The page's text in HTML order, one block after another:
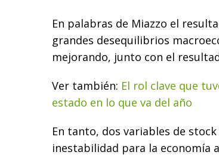
En palabras de Miazzo el
grandes desequilibrios
mejorando, junto con el
Ver también: El rol clave que
estado en lo que va del año
En tanto, dos variables de
inestabilidad para la economía